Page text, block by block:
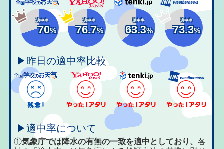
適中率
70%
適中率
76.7%
適中率
63.3%
適中率
73.3%
▶昨日の適中率比較
▶適中率について
①気象庁では降水の有無の一致を適中としており、各